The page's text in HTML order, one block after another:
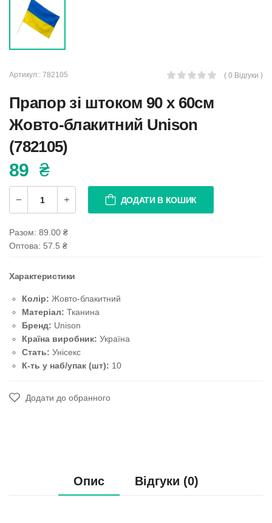
Артикул:: 782105 ( 0 Відгуки )
Прапор зі штоком 90 х 60см
Жовто-блакитний Unison
(782105)
89 ₴
ДОДАТИ В КОШИК
Разом: 89.00 ₴
Оптова: 57.5 ₴
Характеристики
Колір: Жовто-блакитний
Матеріал: Тканина
Бренд: Unison
Країна виробник: Україна
Стать: Унісекс
К-ть у наб/упак (шт): 10
Додати до обранного
Опис Відгуки (0)